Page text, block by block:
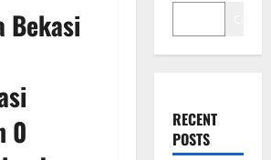
Bekasi
0
RECENT
POSTS